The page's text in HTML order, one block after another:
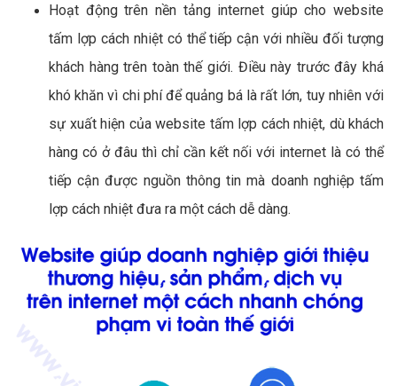
Hoạt động trên nền tảng internet giúp cho website
tấm lợp cách nhiệt có thể tiếp cận với nhiều đối tượng
khách hàng trên toàn thế giới. Điều này trước đây khá
khó khăn vì chi phí để quảng bá là rất lớn, tuy nhiên với
sự xuất hiện của website tấm lợp cách nhiệt, dù khách
hàng có ở đâu thì chỉ cần kết nối với internet là có thể
tiếp cận được nguồn thông tin mà doanh nghiệp tấm
lợp cách nhiệt đưa ra một cách dễ dàng.